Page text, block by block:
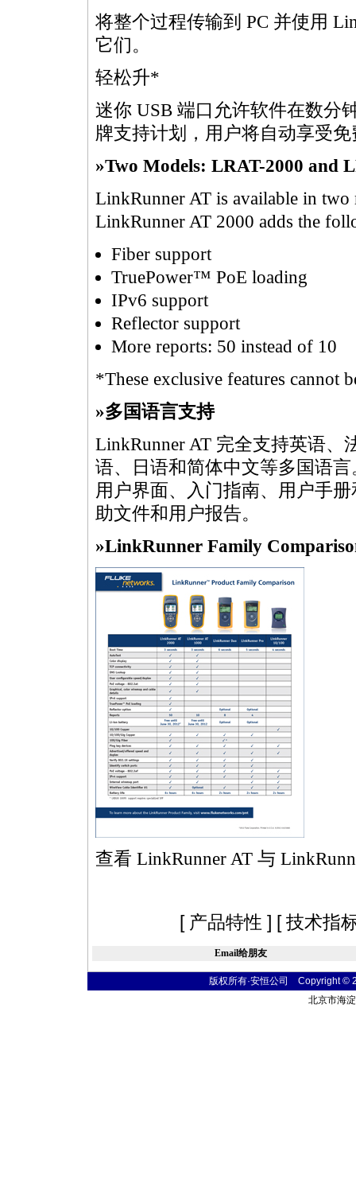
将整个过程传输到 PC 并使用
它们。
轻松升*
迷你 USB 端口允许软件在数分
牌支持计划，用户将自动享受免
»Two Models: LRAT-2000 and
LinkRunner AT is available in
LinkRunner AT 2000 adds the
Fiber support
TruePower™ PoE loading
IPv6 support
Reflector support
More reports: 50 instead of 10
*These exclusive features cannot
»多国语言支持
LinkRunner AT 完全支持英语
语、日语和简体中文等多国语
用户界面、入门指南、用户手
助文件和用户报告。
»LinkRunner Family
查看 LinkRunner AT 与
[ 产品特性 ] [技术指
Email给朋友
版权所有·安恒公司 Copyright
北京市海